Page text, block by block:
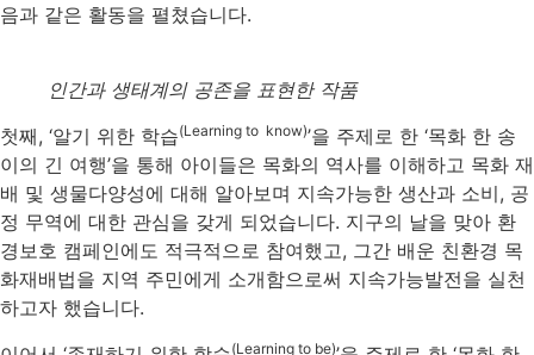
음과 같은 활동을 펼쳤습니다.
인간과 생태계의 공존을 표현한 작품
첫째, ‘알기 위한 학습(Learning to know)’을 주제로 한 ‘목화 한 송
이의 긴 여행’을 통해 아이들은 목화의 역사를 이해하고 목화 재
배 및 생물다양성에 대해 알아보며 지속가능한 생산과 소비, 공
정 무역에 대한 관심을 갖게 되었습니다. 지구의 날을 맞아 환
경보호 캠페인에도 적극적으로 참여했고, 그간 배운 친환경 목
화재배법을 지역 주민에게 소개함으로써 지속가능발전을 실천
하고자 했습니다.
(Learning to be)